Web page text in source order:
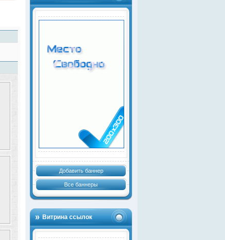
Добавить баннер
Все баннеры
Витрина ссылок